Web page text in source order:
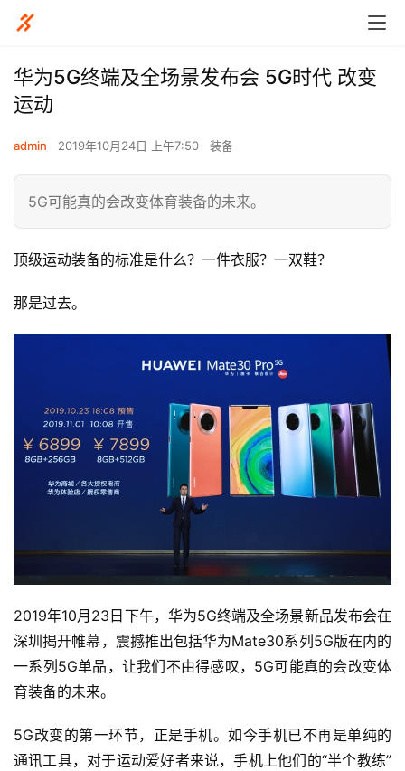
华为5G终端及全场景发布会 5G时代 改变
运动
admin 2019年10月24日 上午7:50 装备
5G可能真的会改变体育装备的未来。
顶级运动装备的标准是什么？一件衣服？一双鞋？
那是过去。
2019年10月23日下午，华为5G终端及全场景新品发布会在
深圳揭开帷幕，震撼推出包括华为Mate30系列5G版在内的
一系列5G单品，让我们不由得感叹，5G可能真的会改变体
育装备的未来。
5G改变的第一环节，正是手机。如今手机已不再是单纯的
通讯工具，对于运动爱好者来说，手机上他们的“半个教练”